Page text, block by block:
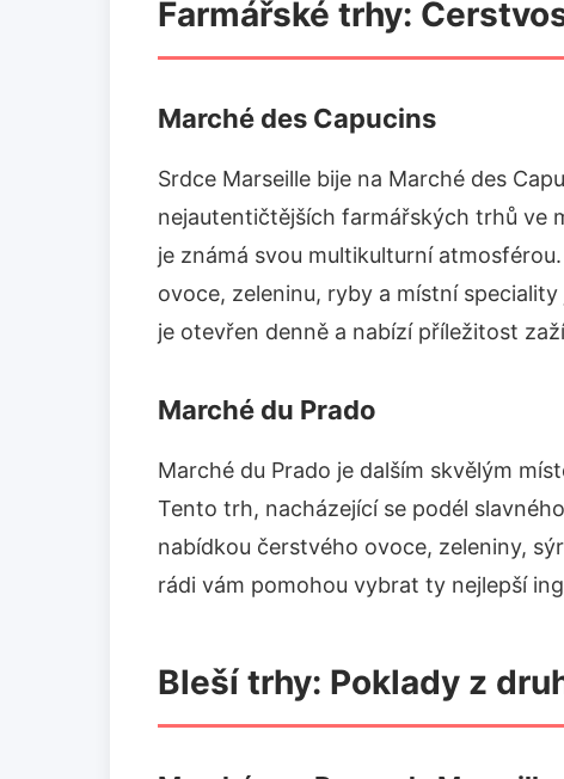
Farmářské trhy:
Marché des Capucins
Srdce Marseille bije na Marché des
nejautentičtějších farmářských trhů ve
je známá svou multikulturní
ovoce, zeleninu, ryby a místní speciality
je otevřen denně a nabízí příležitost
Marché du Prado
Marché du Prado je dalším skvělým
Tento trh, nacházející se podél
nabídkou čerstvého ovoce, zeleniny,
rádi vám pomohou vybrat ty nejlepší
Bleší trhy: Poklady z